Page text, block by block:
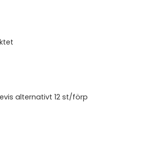
alternativt 12 st/förp